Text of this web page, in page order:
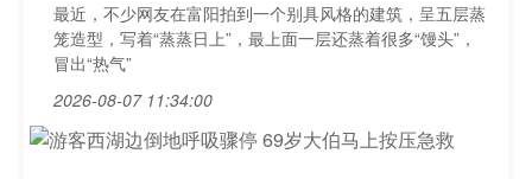
最近，不少网友在富阳拍到一个别具风格的建筑，呈五层蒸
笼造型，写着“蒸蒸日上”，最上面一层还蒸着很多“馒头”，
冒出“热气”
2026-08-07 11:34:00